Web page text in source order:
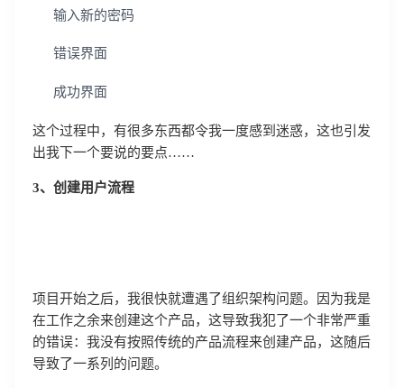
输入新的密码
错误界面
成功界面
这个过程中，有很多东西都令我一度感到迷惑，这也引发
出我下一个要说的要点……
3、创建用户流程
项目开始之后，我很快就遭遇了组织架构问题。因为我是
在工作之余来创建这个产品，这导致我犯了一个非常严重
的错误：我没有按照传统的产品流程来创建产品，这随后
导致了一系列的问题。